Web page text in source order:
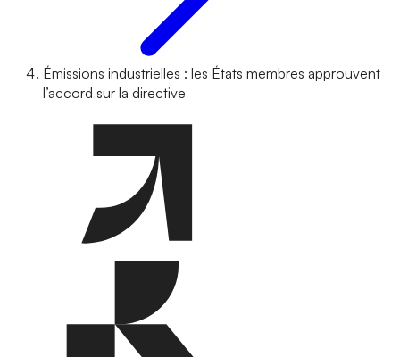
Émissions industrielles : les États membres approuvent
l’accord sur la directive